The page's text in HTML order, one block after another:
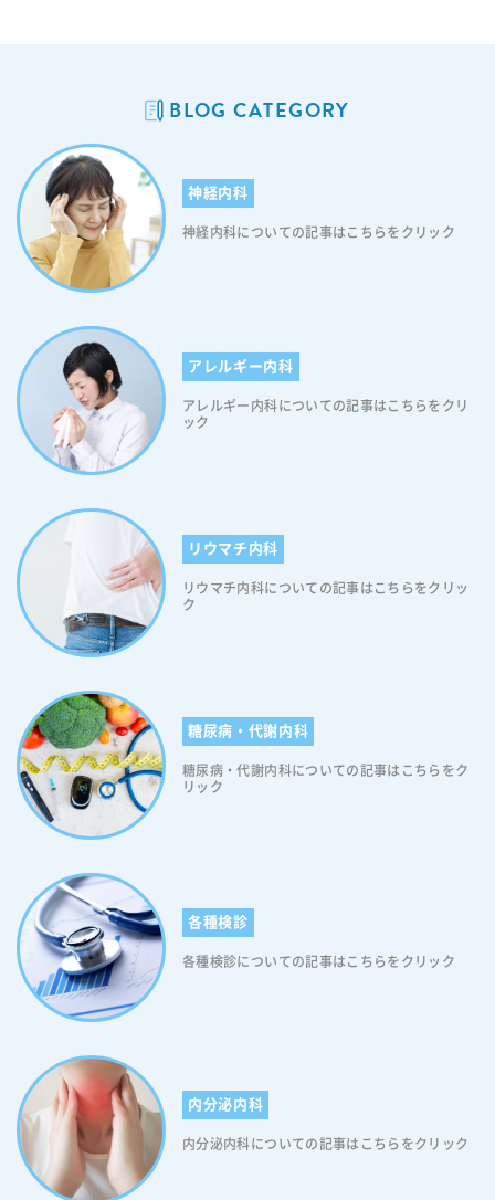
ティグマにおいては、どのようなものが挙げられるのでしょうか。糖尿
病におけるスティグマについては、以下の具体例をご覧ください。 ＜糖
尿病スティグマの具体例＞ 糖尿病におけるスティグマでは、糖尿病にな
ると失明や透析、脳梗塞になるなどと決めつけられることであったり、
不摂生、だらしない、運動嫌い、自己管理ができていないとされたりす
ることで社会的に様々な不利益を被ることなどが挙げられます。また生
命保険に加入できない、住宅ローンを組めない、結婚の障壁となる、就
職に不利になる、なども糖尿病におけるスティグマだと言えます。 糖
尿病スティグマが生じる原因 糖尿病スティグマは、不正確な情報・知識
の病態を正確に表していない病名や、糖尿病医療で使われる不適切な用
語の使用によるマイナスイメージの拡散により、社会から負の烙印（ス
ティグマ）を押されているとも考えられております(糖尿病は排泄物の
「尿」という文字が入っていることもあり、その病名自体がスティグマ
ではないかという考えが話題に上がっています)。糖尿病協会が行ったア
ンケート調査では半数以上の患者さんが糖尿病という病名に抵抗がある
と答え、「変えて欲しい」という意見も約半数に見られたとのことで
る方針を明らかにしております。患者の大半が不快感を抱いていること
などを踏まえたもので、今後１、２年のうちに新たな病名を提案したい
と伝えております。 糖尿病のスティグマの類型 糖尿病のスティグマに
は一般社会から受けるもの（社会的スティグマ）、医療従事者からうけ
るもの（乖離的スティグマ）、自分自身で感じてしまうもの（セルフス
ティグマ）があります。 ＜社会的スティグマ＞ ・生命保険に加入でき
なかった ・住宅ローンを断られた ・糖尿病が原因で就職できなかった
叱責された ＜セルフスティグマ＞ ・自己尊重の低減 ・自己効力感の低
減など 糖尿病スティグマの影響 社会における糖尿病の知識不足、誤っ
たイメージの拡散により、糖尿病をもつ人は「特定の属性に対して刻ま
れる負の烙印＝スティグマ」にさらされています。そのため糖尿病をも
つ人は、「自己コントロールできない者」「親もそうだったから」「太
っているから」と周囲から非難や差別をされたり、生命保険や住宅ロー
ンに加入出来なかったりなど、社会的に様々な不利益を被ることがあり
影響が出ると考えられております。 糖尿病スティグマが治療に与える
影響 糖尿病をもつ人に対するスティグマを放置すると、糖尿病をもつ人
が社会活動で不利益を被るのみならず、治療に向かわなくなるという弊
害をもたらします(糖尿病であることを隠す→適切な治療の機会損失→重
症化→という悪循環に陥る可能性があるからです)。ですので、糖尿病ス
ティグマを軽く考えてはいけません。糖尿病を持つ方は、糖尿病スティ
糖尿病スティグマの改善にはアドボカシー活動が効果的です アドボカシ
ー活動とは、社会的弱者やマイノリティの人権を擁護するために、NGO
やNPOなどの非営利団体が中心となって実施する活動です(アドボカシ
ーとは「擁護」や「支持をする」などの意味を持つ英語です)。アドボカ
シー活動は、糖尿病患者さんの権利を守り，社会的地位を回復させるた
めに非常に有用です。学会、協会や医療機関だけでなく、個人のレベル
BLOG CATEGORY
神経内科
神経内科についての記事はこちらをクリック
アレルギー内科
アレルギー内科についての記事はこちらをクリ
ック
リウマチ内科
リウマチ内科についての記事はこちらをクリッ
ク
糖尿病・代謝内科
糖尿病・代謝内科についての記事はこちらをク
リック
各種検診
各種検診についての記事はこちらをクリック
内分泌内科
内分泌内科についての記事はこちらをクリック